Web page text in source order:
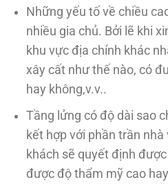
Những yếu tố về chiều
nhiều gia chủ. Bởi lẽ khi
khu vực địa chính khác
xây cất như thế nào, có
hay không,v.v..
Tầng lửng có độ dài sao
kết hợp với phần trần
khách sẽ quyết định
được độ thẩm mỹ cao